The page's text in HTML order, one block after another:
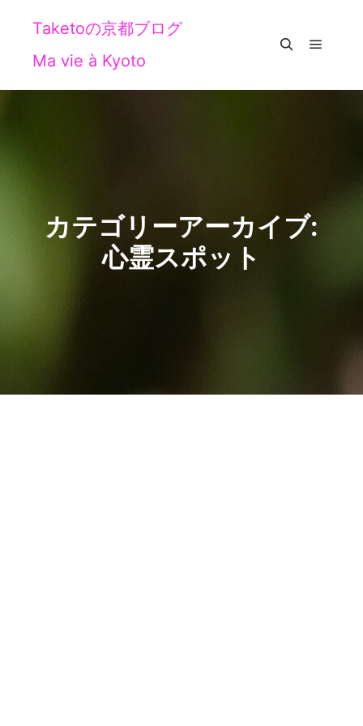
Taketoの京都ブログ
Ma vie à Kyoto
カテゴリーアーカイブ:
心霊スポット